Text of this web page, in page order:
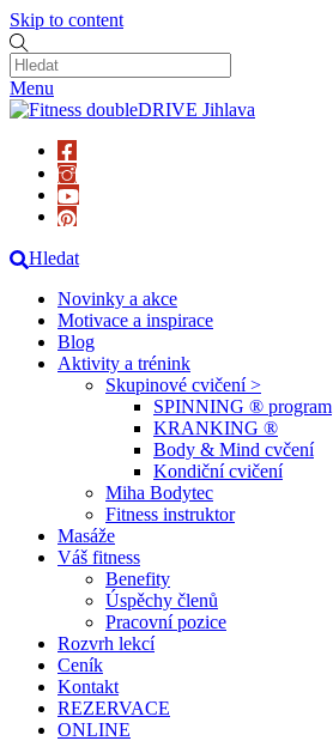
Skip to content
Menu
Hledat
Novinky a akce
Motivace a inspirace
Blog
Aktivity a trénink
Skupinové cvičení >
SPINNING ® program
KRANKING ®
Body & Mind cvčení
Kondiční cvičení
Miha Bodytec
Fitness instruktor
Masáže
Váš fitness
Benefity
Úspěchy členů
Pracovní pozice
Rozvrh lekcí
Ceník
Kontakt
REZERVACE
ONLINE